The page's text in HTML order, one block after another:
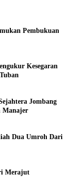
Pembukuan
Kesegaran
Jombang
Manajer
Dua Umroh Dari
Merajut